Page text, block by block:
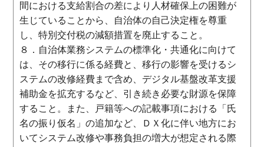
間における支給割合の差により人材確保上の困難が
生じていることから、自治体の自己決定権を尊重
し、特別交付税の減額措置を廃止すること。
８．自治体業務システムの標準化・共通化に向けて
は、その移行に係る経費と、移行の影響を受けるシ
ステムの改修経費まで含め、デジタル基盤改革支援
補助金を拡充するなど、引き続き必要な財源を保障
すること。また、戸籍等への記載事項における「氏
名の振り仮名」の追加など、ＤＸ化に伴い地方にお
いてシステム改修や事務負担の増大が想定される際